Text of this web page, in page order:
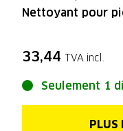
Nettoyant pour
33,44 TVA incl.
Seulement 1
PLUS